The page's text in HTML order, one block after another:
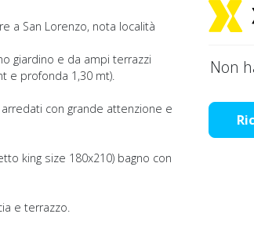
a San Lorenzo, nota località
giardino e da ampi terrazzi
e profonda 1,30 mt).
con grande attenzione e
king size 180x210) bagno con
e terrazzo.
Non